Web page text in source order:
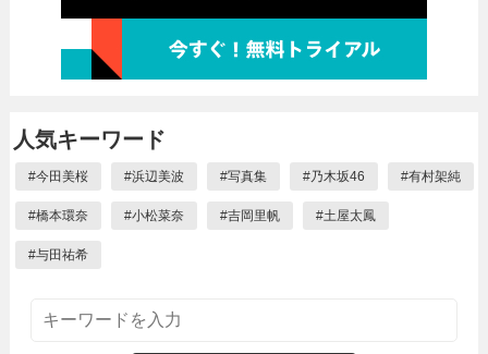
人気キーワード
#今田美桜 #浜辺美波 #写真集 #乃木坂46 #有村架純
#橋本環奈 #小松菜奈 #吉岡里帆 #土屋太鳳
#与田祐希